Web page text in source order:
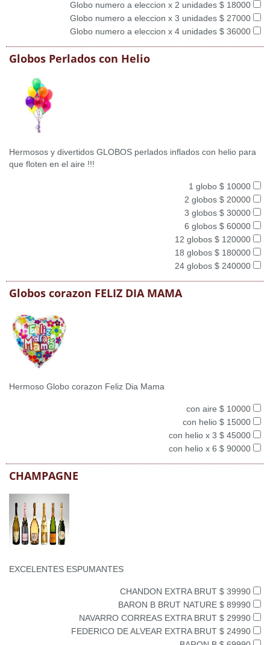
Globo numero a eleccion x 2 unidades $ 18000
Globo numero a eleccion x 3 unidades $ 27000
Globo numero a eleccion x 4 unidades $ 36000
Globos Perlados con Helio
Hermosos y divertidos GLOBOS perlados inflados con helio para
que floten en el aire !!!
1 globo $ 10000
2 globos $ 20000
3 globos $ 30000
6 globos $ 60000
12 globos $ 120000
18 globos $ 180000
24 globos $ 240000
Globos corazon FELIZ DIA MAMA
Hermoso Globo corazon Feliz Dia Mama
con aire $ 10000
con helio $ 15000
con helio x 3 $ 45000
con helio x 6 $ 90000
CHAMPAGNE
EXCELENTES ESPUMANTES
CHANDON EXTRA BRUT $ 39990
BARON B BRUT NATURE $ 89990
NAVARRO CORREAS EXTRA BRUT $ 29990
FEDERICO DE ALVEAR EXTRA BRUT $ 24990